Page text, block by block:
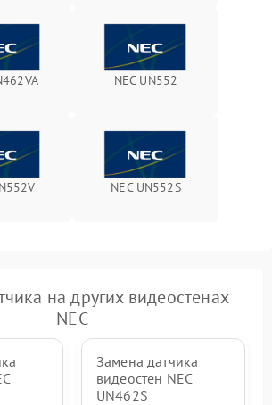
NEC UN552
NEC UN552S
на других видеостенах
NEC
Замена датчика
видеостен NEC
UN462S